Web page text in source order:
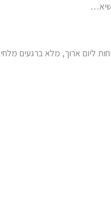
שיא…
ליום ארוך, מלא ברגעים